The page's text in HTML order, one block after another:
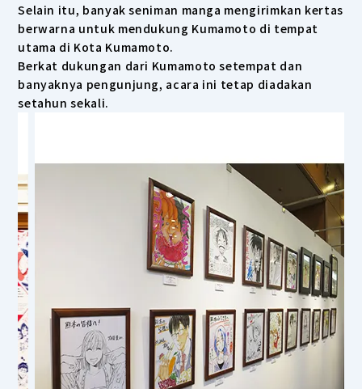
Selain itu, banyak seniman manga mengirimkan kertas
berwarna untuk mendukung Kumamoto di tempat
utama di Kota Kumamoto.
Berkat dukungan dari Kumamoto setempat dan
banyaknya pengunjung, acara ini tetap diadakan
setahun sekali.